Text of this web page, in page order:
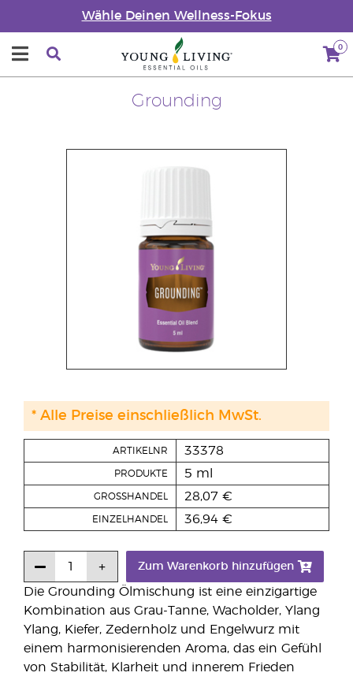
Wähle Deinen Wellness-Fokus
0
Grounding
Die Grounding Ölmischung ist eine einzigartige
Kombination aus Grau-Tanne, Wacholder, Ylang
Ylang, Kiefer, Zedernholz und Engelwurz mit
einem harmonisierenden Aroma, das ein Gefühl
von Stabilität, Klarheit und innerem Frieden
ARTIKELNR 33378
PRODUKTE 5 ml
GROSSHANDEL 28,07 €
EINZELHANDEL 36,94 €
Zum Warenkorb hinzufügen
* Alle Preise einschließlich MwSt.